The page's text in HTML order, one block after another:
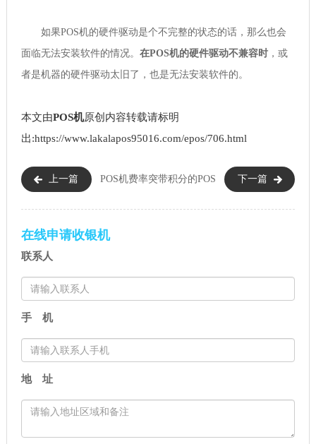
如果POS机的硬件驱动是个不完整的状态的话，那么也会
面临无法安装软件的情况。 在POS机的硬件驱动不兼容时，或
者是机器的硬件驱动太旧了，也是无法安装软件的。
本文由POS机原创内容转载请标明
出:https://www.lakalapos95016.com/epos/706.html
上一篇 POS机费率突
上涨的解决方法）
下一篇
带积分的POS
在线申请收银机
联系人
手 机
地 址